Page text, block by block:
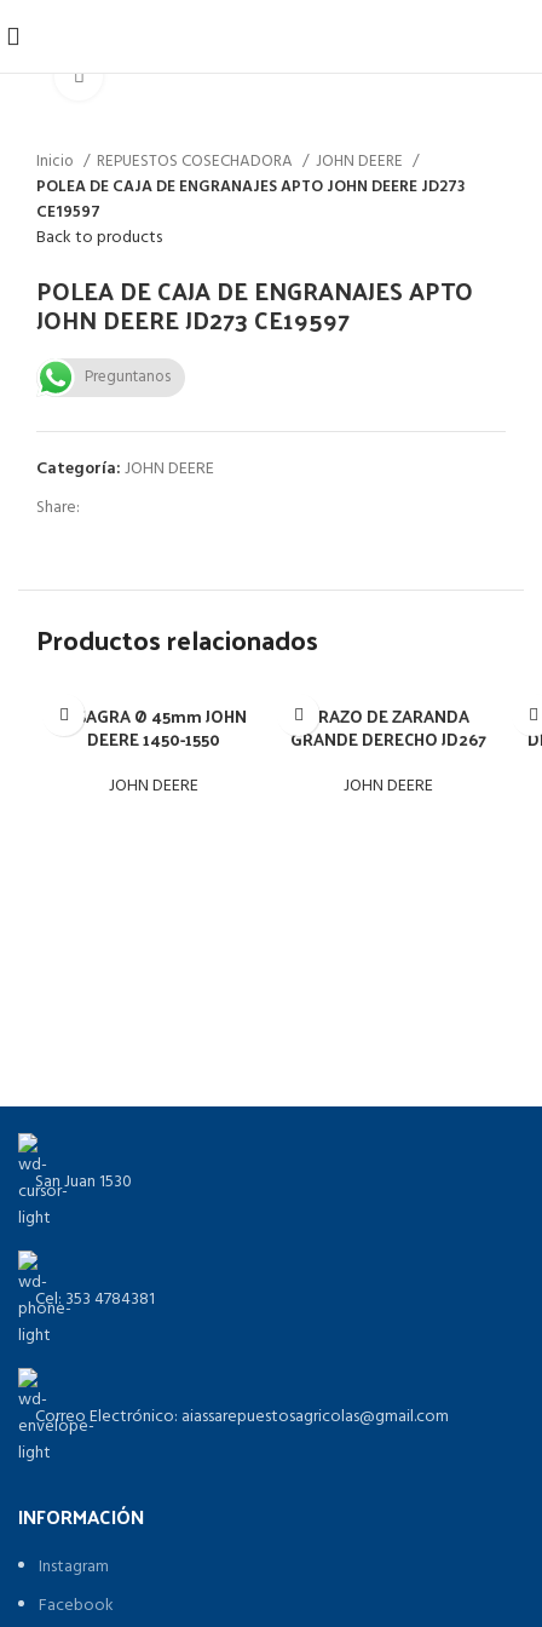
Inicio REPUESTOS COSECHADORA
JOHN DEERE
POLEA DE CAJA DE ENGRANAJES APTO JOHN DEERE JD273
CE19597
Back to products
POLEA DE CAJA DE ENGRANAJES APTO
JOHN DEERE JD273 CE19597
Preguntanos
Categoría:JOHN DEERE
Share:
Productos relacionados
BISAGRA Ø 45mm JOHN
DEERE 1450-1550
JOHN DEERE
BRAZO DE ZARANDA
GRANDE DERECHO JD267
JOHN DEERE
San Juan 1530
Cel: 353 4784381
Correo Electrónico: aiassarepuestosagricolas@gmail.com
INFORMACIÓN
Instagram
Facebook